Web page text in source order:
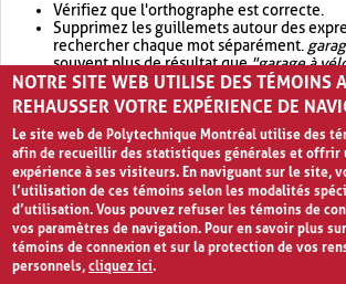
Vérifiez que l'orthographe est correcte.
Supprimez les guillemets autour des
rechercher chaque mot séparément.
souvent plus de résultat que"garage à
Envisagez d'élargir votre recherche avec
retournera souvent plus de résultat que
NOTRE SITE WEB UTILISE DES TÉMOINS
REHAUSSER VOTRE EXPÉRIENCE DE
Le site web de Polytechnique Montréal utilise des
afin de recueillir des statistiques générales et offrir
expérience à ses visiteurs. En naviguant sur le site,
l’utilisation de ces témoins selon les modalités
d’utilisation. Vous pouvez refuser les témoins de
vos paramètres de navigation. Pour en savoir plus
témoins de connexion et sur la protection de vos
personnels,cliquez ici.